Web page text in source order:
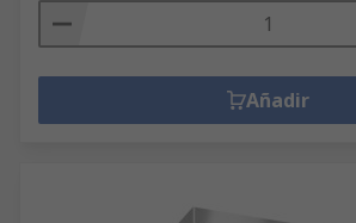
Añadir